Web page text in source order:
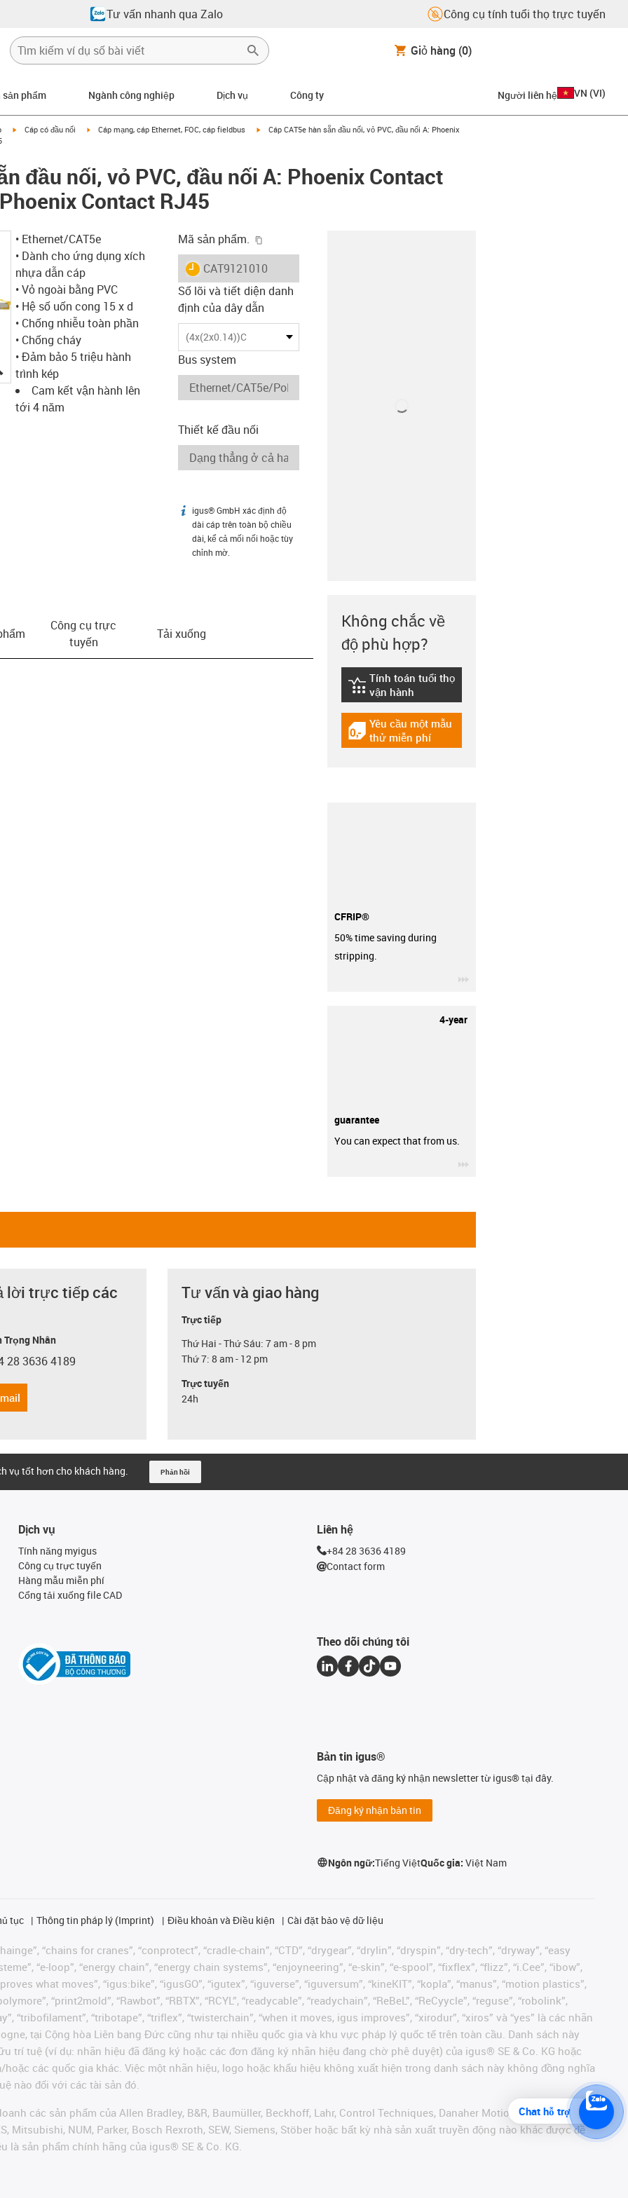
Tư vấn nhanh qua Zalo Công cụ tính tuổi thọ trực tuyến
Giỏ hàng (0)
phẩm Ngành công nghiệp Dịch vụ Công ty Người liên hệ VN (VI)
igus-icon-arrow-right
Cáp có đầu nối igus-icon-arrow-right
Cáp mạng, cáp Ethernet, FOC, cáp fieldbus igus-icon-arrow-right
Cáp CAT5e hàn sẵn đầu nối, vỏ PVC, đầu nối A: Phoenix
đầu nối, vỏ PVC, đầu nối A: Phoenix Contact
Contact RJ45
igus-icon-lupe
• Ethernet/CAT5e
• Dành cho ứng dụng xích
nhựa dẫn cáp
• Vỏ ngoài bằng PVC
• Hệ số uốn cong 15 x d
• Chống nhiễu toàn phần
• Chống cháy
• Đảm bảo 5 triệu hành
trình kép
Cam kết vận hành lên
tới 4 năm
Mã sản phẩm.
igus-icon-lieferzeit
CAT9121010
Số lõi và tiết diện danh
định của dây dẫn
(4x(2x0.14))C
Bus system
Thiết kế đầu nối
igus-icon-info
igus® GmbH xác định độ
dài cáp trên toàn bộ chiều
dài, kể cả mối nối hoặc tùy
chỉnh mờ.
Công cụ trực
tuyến
Tải xuống
Không chắc về
độ phù hợp?
igus-icon-lebensdauerrechner
Tính toán tuổi thọ
vận hành
igus-icon-gratismuster
Yêu cầu một mẫu
thử miễn phí
CFRIP®
50% time saving during
stripping.
4-year
guarantee
You can expect that from us.
lời trực tiếp các
Trọng Nhân
phone
28 3636 4189
Tư vấn và giao hàng
Trực tiếp
Thứ Hai - Thứ Sáu: 7 am - 8 pm
Thứ 7: 8 am - 12 pm
Trực tuyến
24h
vụ tốt hơn cho khách hàng. Phản hồi
Dịch vụ
Tính năng myigus
Công cụ trực tuyến
Hàng mẫu miễn phí
Cổng tải xuống file CAD
Liên hệ
+84 28 3636 4189
Contact form
Theo dõi chúng tôi
Bản tin igus®
Cập nhật và đăng ký nhận newsletter từ igus® tại đây.
Đăng ký nhận bản tin
Ngôn ngữ:Tiếng ViệtQuốc gia:Việt Nam
tục Thông tin pháp lý (Imprint) Điều khoản và Điều kiện Cài đặt bảo vệ dữ liệu
“chains for cranes”, “conprotect”, “cradle-chain”, “CTD”, “drygear”, “drylin”, “dryspin”, “dry-tech”, “dryway”, “easy
“e-loop”, “energy chain”, “energy chain systems”, “enjoyneering”, “e-skin”, “e-spool”, “fixflex”, “flizz”, “i.Cee”, “ibow”,
what moves”, “igus:bike”, “igusGO”, “igutex”, “iguverse”, “iguversum”, “kineKIT”, “kopla”, “manus”, “motion plastics”,
“print2mold”, “Rawbot”, “RBTX”, “RCYL”, “readycable”, “readychain”, “ReBeL”, “ReCyycle”, “reguse”, “robolink”,
“tribofilament”, “tribotape”, “triflex”, “twisterchain”, “when it moves, igus improves”, “xirodur”, “xiros” và “yes” là các nhãn
tại Cộng hòa Liên bang Đức cũng như tại nhiều quốc gia và khu vực pháp lý quốc tế trên toàn cầu. Danh sách này
trí tuệ (ví dụ: nhãn hiệu đã đăng ký hoặc các đơn đăng ký nhãn hiệu đang chờ phê duyệt) của igus® SE & Co. KG hoặc
các quốc gia khác. Việc một nhãn hiệu, logo hoặc khẩu hiệu không xuất hiện trong danh sách này không đồng nghĩa
nào đối với các tài sản đó.
các sản phẩm của Allen Bradley, B&R, Baumüller, Beckhoff, Lahr, Control Techniques, Danaher Motion, ELAU, FAGOR,
Mitsubishi, NUM, Parker, Bosch Rexroth, SEW, Siemens, Stöber hoặc bất kỳ nhà sản xuất truyền động nào khác được đề
sản phẩm chính hãng của igus® SE & Co. KG.
Chat hỗ trợ